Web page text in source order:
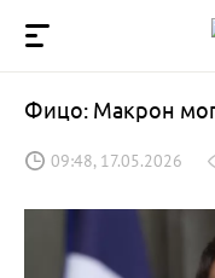
Фицо: Макрон
09:48, 17.05.2026